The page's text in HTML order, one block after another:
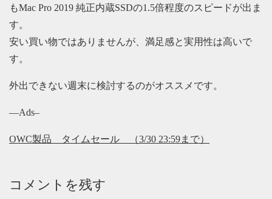
もMac Pro 2019 純正内蔵SSDの1.5倍程度のスピードが出ま
す。
安い買い物ではありませんが、満足感と実用性は高いで
す。
外出できない週末に検討するのがオススメです。
—Ads–
OWC製品 タイムセール （3/30 23:59まで）
コメントを残す